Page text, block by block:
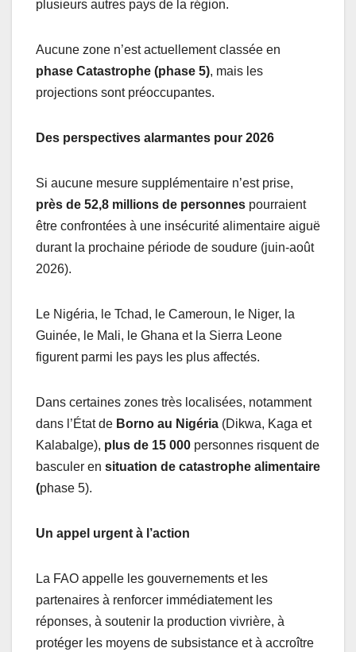
plusieurs autres pays de la région.
Aucune zone n’est actuellement classée en
phase Catastrophe (phase 5), mais les
projections sont préoccupantes.
Des perspectives alarmantes pour 2026
Si aucune mesure supplémentaire n’est prise,
près de 52,8 millions de personnes pourraient
être confrontées à une insécurité alimentaire aiguë
durant la prochaine période de soudure (juin-août
2026).
Le Nigéria, le Tchad, le Cameroun, le Niger, la
Guinée, le Mali, le Ghana et la Sierra Leone
figurent parmi les pays les plus affectés.
Dans certaines zones très localisées, notamment
dans l’État de Borno au Nigéria (Dikwa, Kaga et
Kalabalge), plus de 15 000 personnes risquent de
basculer en situation de catastrophe alimentaire
(phase 5).
Un appel urgent à l’action
La FAO appelle les gouvernements et les
partenaires à renforcer immédiatement les
réponses, à soutenir la production vivrière, à
protéger les moyens de subsistance et à accroître